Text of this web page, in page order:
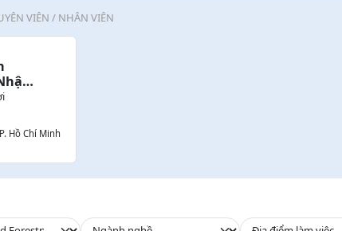
VIÊN / NHÂN VIÊN
Hồ Chí Minh